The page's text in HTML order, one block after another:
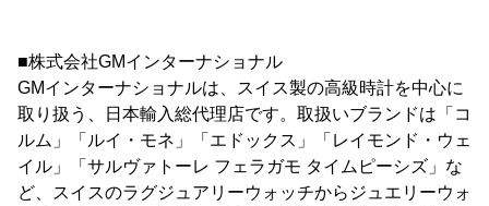
■株式会社GMインターナショナル
GMインターナショナルは、スイス製の高級時計を中心に
取り扱う、日本輸入総代理店です。取扱いブランドは「コ
ルム」「ルイ・モネ」「エドックス」「レイモンド・ウェ
イル」「サルヴァトーレ フェラガモ タイムピーシズ」な
ど、スイスのラグジュアリーウォッチからジュエリーウォ